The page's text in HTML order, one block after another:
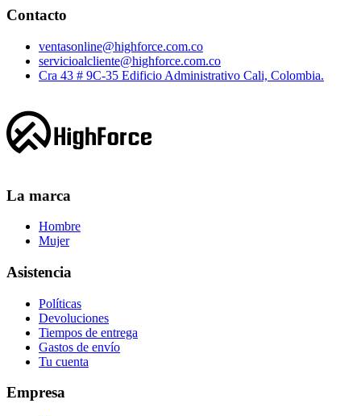
Contacto
ventasonline@highforce.com.co
servicioalcliente@highforce.com.co
Cra 43 # 9C-35 Edificio Administrativo Cali, Colombia.
La marca
Hombre
Mujer
Asistencia
Políticas
Devoluciones
Tiempos de entrega
Gastos de envío
Tu cuenta
Empresa